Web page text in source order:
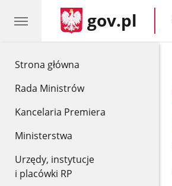
Strona główna
Rada Ministrów
Kancelaria Premiera
Ministerstwa
Urzędy, instytucje
i placówki RP
gov.pl